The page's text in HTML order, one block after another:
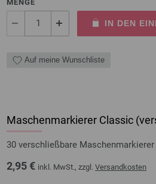
MENGE
IN DEN
Auf meine Wunschliste
Maschenmarkierer Classic
30 verschließbare Maschenmarkierer
2,95 € inkl. MwSt., zzgl. Versandkosten